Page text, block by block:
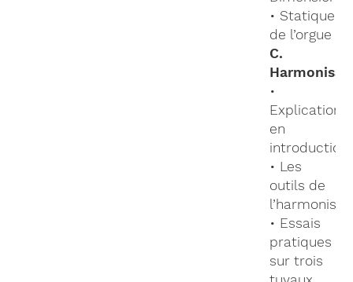
• Statique
de l’orgue
C.
•
Explications
en
introduction
• Les
outils de
l’harmoniste
• Essais
pratiques
sur trois